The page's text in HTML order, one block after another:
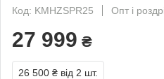
Код: KMHZSPR25
Опт і
27 999 ₴
26 500 ₴ від 2 шт.